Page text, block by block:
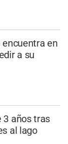
en
a su
3 años tras
al lago